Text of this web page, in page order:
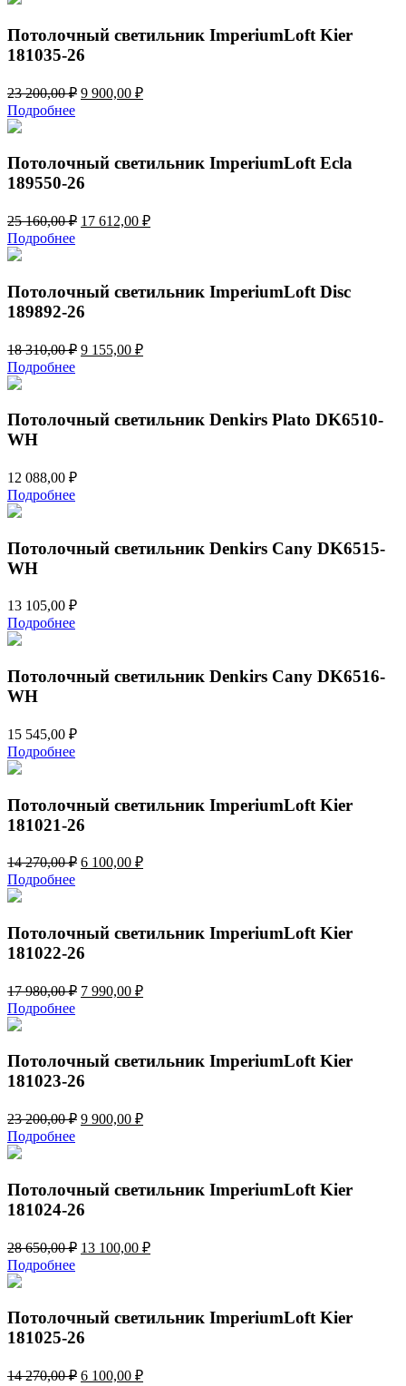
980,00 ₽.
Потолочный светильник ImperiumLoft Kier
181035-26
23 200,00₽ Первоначальная
200,00 ₽.
9 900,00 ₽Текущая
Подробнее
Потолочный светильник ImperiumLoft Ecla
189550-26
25 160,00₽ Первоначальная
160,00 ₽.
17 612,00 ₽Текущая
Подробнее
Потолочный светильник ImperiumLoft Disc
189892-26
18 310,00₽ Первоначальная
310,00 ₽.
9 155,00 ₽Текущая
Подробнее
Потолочный светильник Denkirs Plato DK6510-
WH
12 088,00 ₽
Подробнее
Потолочный светильник Denkirs Cany DK6515-
WH
13 105,00 ₽
Подробнее
Потолочный светильник Denkirs Cany DK6516-
WH
15 545,00 ₽
Подробнее
Потолочный светильник ImperiumLoft Kier
181021-26
14 270,00₽ Первоначальная
270,00 ₽.
6 100,00 ₽Текущая
Подробнее
Потолочный светильник ImperiumLoft Kier
181022-26
17 980,00₽ Первоначальная
980,00 ₽.
7 990,00 ₽Текущая
Подробнее
Потолочный светильник ImperiumLoft Kier
181023-26
23 200,00₽ Первоначальная
200,00 ₽.
9 900,00 ₽Текущая
Подробнее
Потолочный светильник ImperiumLoft Kier
181024-26
28 650,00₽ Первоначальная
650,00 ₽.
13 100,00 ₽Текущая
Подробнее
Потолочный светильник ImperiumLoft Kier
181025-26
14 270,00₽ Первоначальная
6 100,00 ₽Текущая